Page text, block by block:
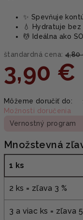
✨ Spevňuje
💧 Hydratuje
💆 Ideálna ako
štandardná cena: 4,80
3,90 €
cena:
Môžeme doručiť do:
Možnosti doručenia
Vernostný program
Množstevná
1 ks
2 ks = zľava 3 %
3 a viac ks = zľava